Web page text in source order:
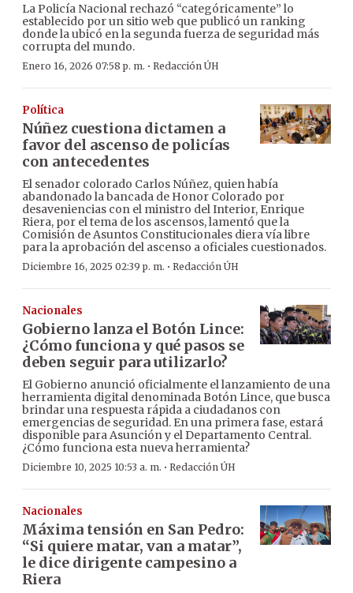
La Policía Nacional rechazó “categóricamente” lo
establecido por un sitio web que publicó un ranking
donde la ubicó en la segunda fuerza de seguridad más
corrupta del mundo.
Enero 16, 2026 07:58 p. m. · Redacción ÚH
Política
Núñez cuestiona dictamen a
favor del ascenso de policías
con antecedentes
El senador colorado Carlos Núñez, quien había
abandonado la bancada de Honor Colorado por
desaveniencias con el ministro del Interior, Enrique
Riera, por el tema de los ascensos, lamentó que la
Comisión de Asuntos Constitucionales diera vía libre
para la aprobación del ascenso a oficiales cuestionados.
Diciembre 16, 2025 02:39 p. m. · Redacción ÚH
Nacionales
Gobierno lanza el Botón Lince:
¿Cómo funciona y qué pasos se
deben seguir para utilizarlo?
El Gobierno anunció oficialmente el lanzamiento de una
herramienta digital denominada Botón Lince, que busca
brindar una respuesta rápida a ciudadanos con
emergencias de seguridad. En una primera fase, estará
disponible para Asunción y el Departamento Central.
¿Cómo funciona esta nueva herramienta?
Diciembre 10, 2025 10:53 a. m. · Redacción ÚH
Nacionales
Máxima tensión en San Pedro:
“Si quiere matar, van a matar”,
le dice dirigente campesino a
Riera